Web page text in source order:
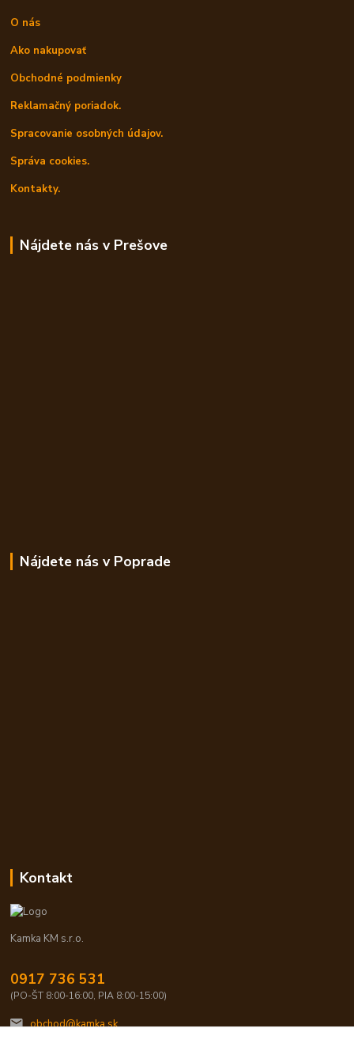
O nás
Ako nakupovať
Obchodné podmienky
Reklamačný poriadok.
Spracovanie osobných údajov.
Správa cookies.
Kontakty.
Nájdete nás v Prešove
Nájdete nás v Poprade
Kontakt
Kamka KM s.r.o.
0917 736 531
(PO-ŠT 8:00-16:00, PIA 8:00-15:00)
obchod@kamka.sk